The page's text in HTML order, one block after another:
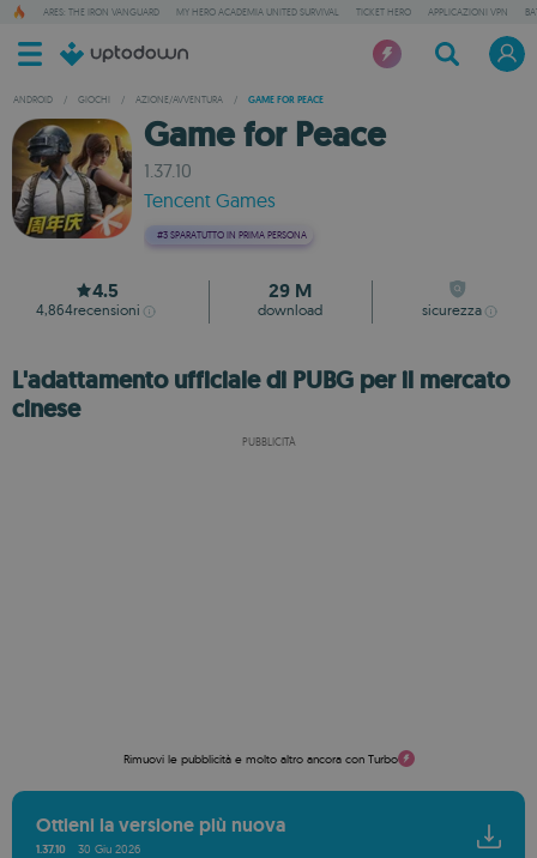
ARES: THE IRON VANGUARD MY HERO ACADEMIA UNITED SURVIVAL TICKET HERO APPLICAZIONI VPN
ANDROID / GIOCHI / AZIONE/AVVENTURA / GAME FOR PEACE
Game for Peace
1.37.10
Tencent Games
#3 SPARATUTTO IN PRIMA PERSONA
4.5
4,864recensioni
29 M
download sicurezza
L'adattamento ufficiale di PUBG per il mercato
cinese
PUBBLICITÀ
Rimuovi le pubblicità e molto altro ancora con Turbo
Ottieni la versione più nuova
1.37.10 30 Giu 2026